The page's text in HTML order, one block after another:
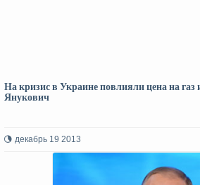
На кризис в Украине повлияли цена на
Янукович
декабрь 19 2013